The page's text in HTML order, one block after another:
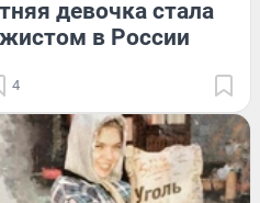
девочка стала
в России
4